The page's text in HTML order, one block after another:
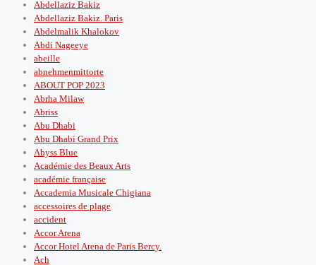
Abdellaziz Bakiz
Abdellaziz Bakiz. Paris
Abdelmalik Khalokov
Abdi Nageeye
abeille
abnehmenmittorte
ABOUT POP 2023
Abrha Milaw
Abriss
Abu Dhabi
Abu Dhabi Grand Prix
Abyss Blue
Académie des Beaux Arts
académie française
Accademia Musicale Chigiana
accessoires de plage
accident
Accor Arena
Accor Hotel Arena de Paris Bercy.
Ach